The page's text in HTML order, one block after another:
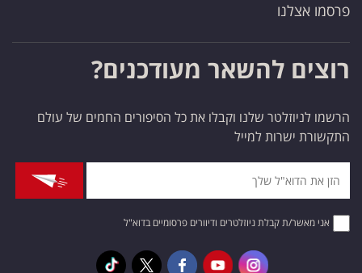
פרסמו אצלנו
רוצים להשאר מעודכנים?
הרשמו לניוזלטר שלנו וקבלו את כל הסיפורים החמים של עולם
התקשורת ישרות למייל
אני מאשר/ת קבלת ניוזלטרים ודיוורים פרסומיים בדוא"ל